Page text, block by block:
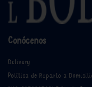
Conócenos
Delivery
Política de Reparto a